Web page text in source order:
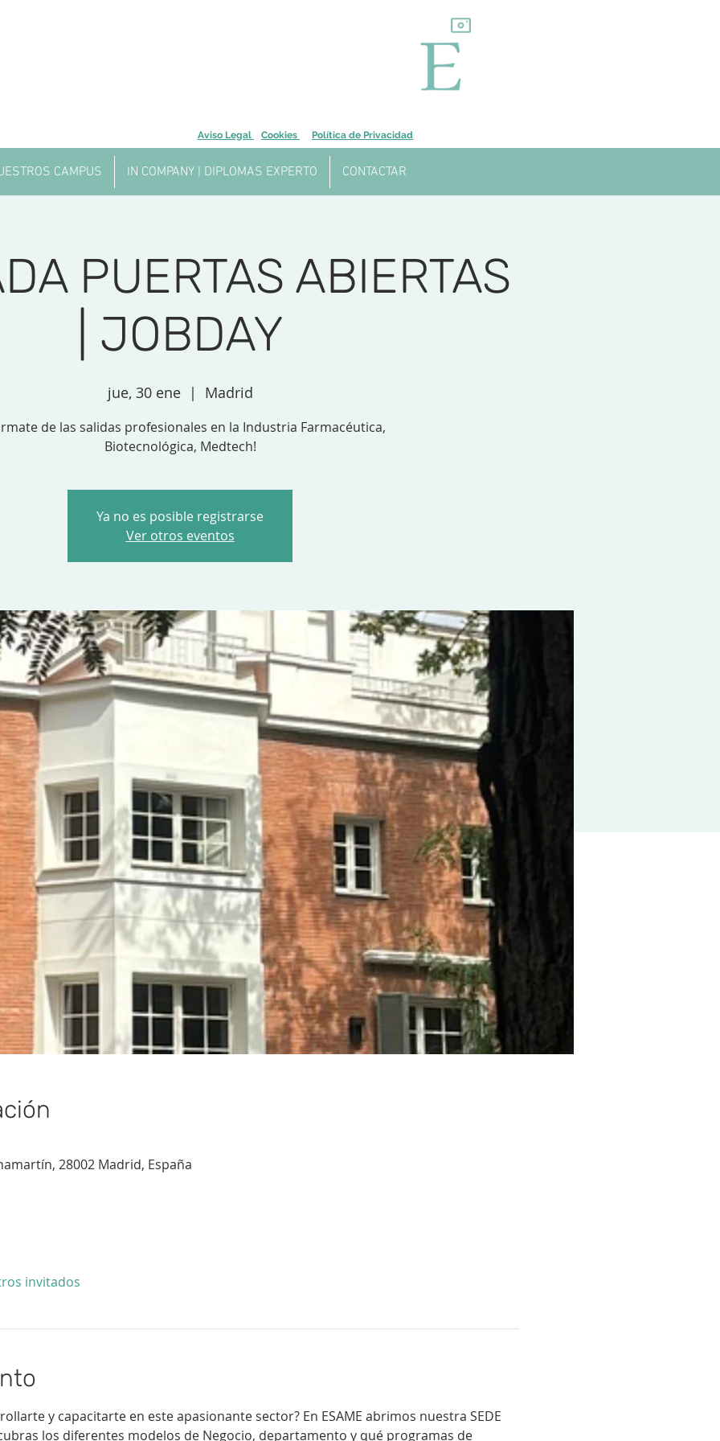
Aviso Legal Cookies Política de Privacidad
CAMPUS IN COMPANY | DIPLOMAS EXPERTO CONTACTAR
PUERTAS ABIERTAS
| JOBDAY
jue, 30 ene
  |
Madrid
de las salidas profesionales en la Industria Farmacéutica,
Biotecnológica, Medtech!
Ya no es posible registrarse
Ver otros eventos
28002 Madrid, España
invitados
y capacitarte en este apasionante sector? En ESAME abrimos nuestra SEDE
los diferentes modelos de Negocio, departamento y qué programas de